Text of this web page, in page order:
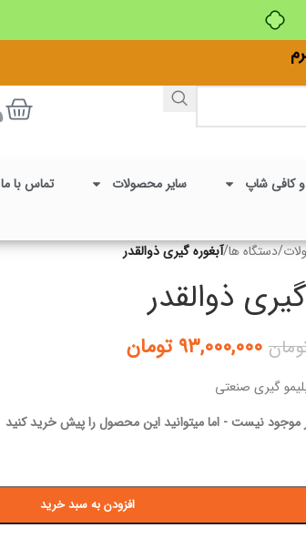
کافی شاپ سایر محصولات تماس با ما
/دستگاه ها/آبغوره گیری ذوالقدر
ذوالقدر
۹۳,۰۰۰,۰۰۰ تومان
گیری صنعتی
موجود نیست - اما میتوانید این محصول را پیش خرید کنید
افزودن به سبد خرید